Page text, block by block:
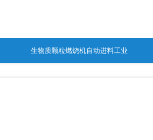
生物质颗粒燃烧机自动进料工业